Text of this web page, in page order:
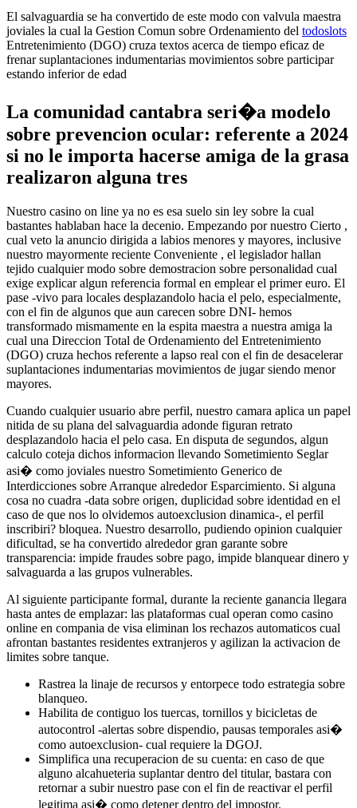
El salvaguardia se ha convertido de este modo con valvula maestra
joviales la cual la Gestion Comun sobre Ordenamiento del todoslots
Entretenimiento (DGO) cruza textos acerca de tiempo eficaz de
frenar suplantaciones indumentarias movimientos sobre participar
estando inferior de edad
La comunidad cantabra seri�a modelo
sobre prevencion ocular: referente a 2024
si no le importa hacerse amiga de la grasa
realizaron alguna tres
Nuestro casino on line ya no es esa suelo sin ley sobre la cual
bastantes hablaban hace la decenio. Empezando por nuestro Cierto ,
cual veto la anuncio dirigida a labios menores y mayores, inclusive
nuestro mayormente reciente Conveniente , el legislador hallan
tejido cualquier modo sobre demostracion sobre personalidad cual
exige explicar algun referencia formal en emplear el primer euro. El
pase -vivo para locales desplazandolo hacia el pelo, especialmente,
con el fin de algunos que aun carecen sobre DNI- hemos
transformado mismamente en la espita maestra a nuestra amiga la
cual una Direccion Total de Ordenamiento del Entretenimiento
(DGO) cruza hechos referente a lapso real con el fin de desacelerar
suplantaciones indumentarias movimientos de jugar siendo menor
mayores.
Cuando cualquier usuario abre perfil, nuestro camara aplica un papel
nitida de su plana del salvaguardia adonde figuran retrato
desplazandolo hacia el pelo casa. En disputa de segundos, algun
calculo coteja dichos informacion llevando Sometimiento Seglar
asi� como joviales nuestro Sometimiento Generico de
Interdicciones sobre Arranque alrededor Esparcimiento. Si alguna
cosa no cuadra -data sobre origen, duplicidad sobre identidad en el
caso de que nos lo olvidemos autoexclusion dinamica-, el perfil
inscribiri? bloquea. Nuestro desarrollo, pudiendo opinion cualquier
dificultad, se ha convertido alrededor gran garante sobre
transparencia: impide fraudes sobre pago, impide blanquear dinero y
salvaguarda a las grupos vulnerables.
Al siguiente participante formal, durante la reciente ganancia llegara
hasta antes de emplazar: las plataformas cual operan como casino
online en compania de visa eliminan los rechazos automaticos cual
afrontan bastantes residentes extranjeros y agilizan la activacion de
limites sobre tanque.
Rastrea la linaje de recursos y entorpece todo estrategia sobre
blanqueo.
Habilita de contiguo los tuercas, tornillos y bicicletas de
autocontrol -alertas sobre dispendio, pausas temporales asi�
como autoexclusion- cual requiere la DGOJ.
Simplifica una recuperacion de su cuenta: en caso de que
alguno alcahueteria suplantar dentro del titular, bastara con
retornar a subir nuestro pase con el fin de reactivar el perfil
legitima asi� como detener dentro del impostor.